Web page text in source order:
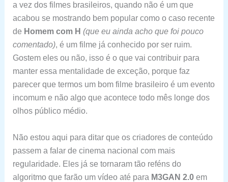
a vez dos filmes brasileiros, quando não é um que
acabou se mostrando bem popular como o caso recente
de Homem com H (que eu ainda acho que foi pouco
comentado), é um filme já conhecido por ser ruim.
Gostem eles ou não, isso é o que vai contribuir para
manter essa mentalidade de exceção, porque faz
parecer que termos um bom filme brasileiro é um evento
incomum e não algo que acontece todo mês longe dos
olhos público médio.
Não estou aqui para ditar que os criadores de conteúdo
passem a falar de cinema nacional com mais
regularidade. Eles já se tornaram tão reféns do
algoritmo que farão um vídeo até para M3GAN 2.0em